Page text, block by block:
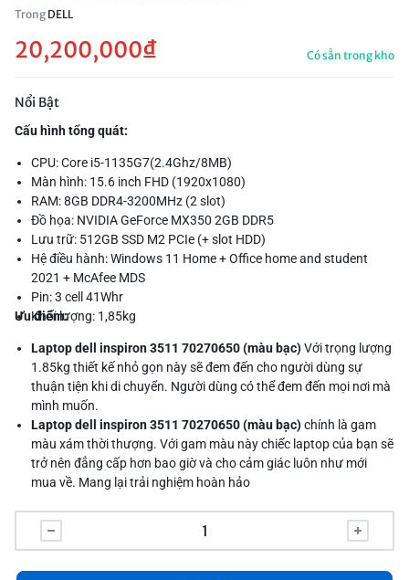
Trong DELL
20,200,000₫ Có sẵn trong kho
Nổi Bật
Cấu hình tổng quát:
CPU: Core i5-1135G7(2.4Ghz/8MB)
Màn hình: 15.6 inch FHD (1920x1080)
RAM: 8GB DDR4-3200MHz (2 slot)
Đồ họa: NVIDIA GeForce MX350 2GB DDR5
Lưu trữ: 512GB SSD M2 PCIe (+ slot HDD)
Hệ điều hành: Windows 11 Home + Office home and student
2021 + McAfee MDS
Pin: 3 cell 41Whr
Khối lượng: 1,85kg
Ưu điểm:
Laptop dell inspiron 3511 70270650 (màu bạc)Với trọng lượng
1.85kg thiết kế nhỏ gọn này sẽ đem đến cho người dùng sự
thuận tiện khi di chuyển. Người dùng có thể đem đến mọi nơi mà
mình muốn.
Laptop dell inspiron 3511 70270650 (màu bạc)chính là gam
màu xám thời thượng. Với gam màu này chiếc laptop của bạn sẽ
trở nên đẳng cấp hơn bao giờ và cho cảm giác luôn như mới
mua về. Mang lại trải nghiệm hoàn hảo